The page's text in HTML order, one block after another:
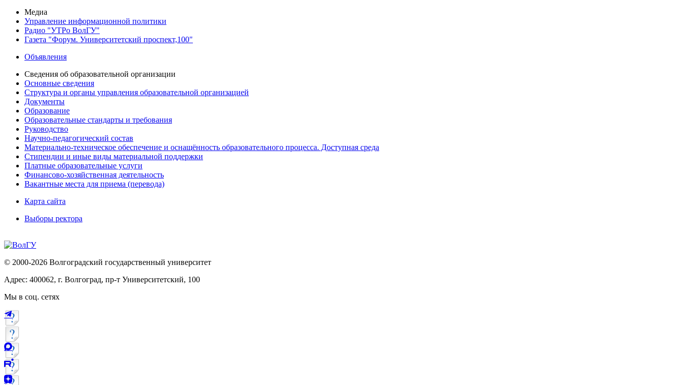
Медиа
Управление информационной политики
Радио "УТРо ВолГУ"
Газета "Форум. Университетский проспект,100"
Объявления
Сведения об образовательной организации
Основные сведения
Структура и органы управления образовательной организацией
Документы
Образование
Образовательные стандарты и требования
Руководство
Научно-педагогический состав
Материально-техническое обеспечение и оснащённость образовательного процесса. Доступная среда
Стипендии и иные виды материальной поддержки
Платные образовательные услуги
Финансово-хозяйственная деятельность
Вакантные места для приема (перевода)
Карта сайта
Выборы ректора
© 2000-2026 Волгоградский государственный университет
Адрес: 400062, г. Волгоград, пр-т Университетский, 100
Мы в соц. сетях